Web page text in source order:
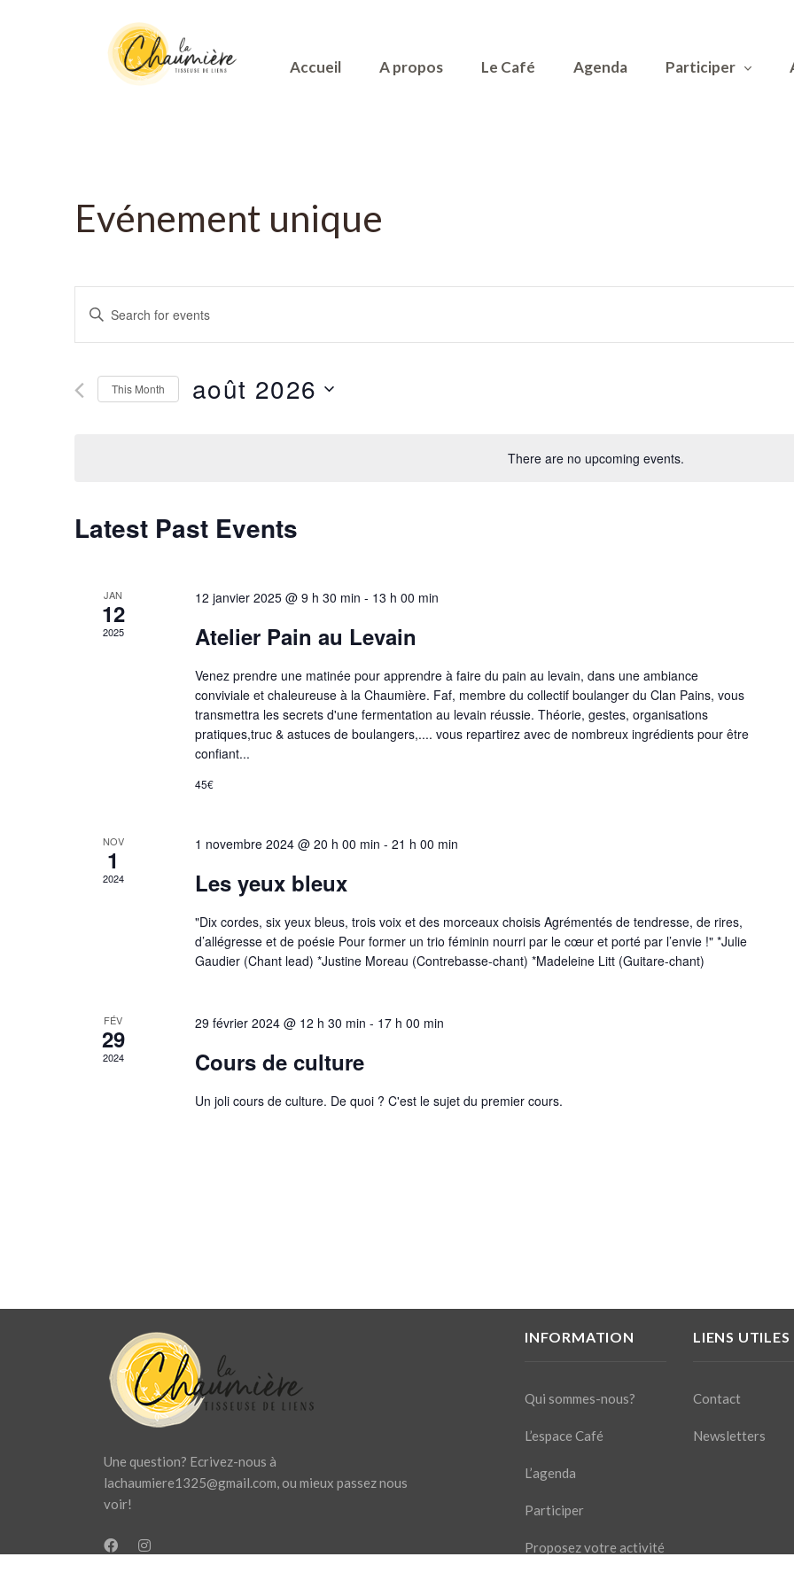
Accueil A propos Le Café Agenda Participer
There are no upcoming events.
Evénement unique
Events
Search
Navigation
Enter
EventsThis Month août 2026
Latest Past Events
JAN
12
2025
12 janvier 2025 @ 9 h 30 min - 13 h 00 min
Atelier Pain au Levain
Venez prendre une matinée pour apprendre à faire du pain au levain, dans une ambiance
conviviale et chaleureuse à la Chaumière. Faf, membre du collectif boulanger du Clan Pains, vous
transmettra les secrets d'une fermentation au levain réussie. Théorie, gestes, organisations
pratiques,truc & astuces de boulangers,.... vous repartirez avec de nombreux ingrédients pour être
confiant...
45€
NOV
1
2024
1 novembre 2024 @ 20 h 00 min - 21 h 00 min
Les yeux bleux
"Dix cordes, six yeux bleus, trois voix et des morceaux choisis Agrémentés de tendresse, de rires,
d’allégresse et de poésie Pour former un trio féminin nourri par le cœur et porté par l’envie !" *Julie
Gaudier (Chant lead) *Justine Moreau (Contrebasse-chant) *Madeleine Litt (Guitare-chant)
FÉV
29
2024
29 février 2024 @ 12 h 30 min - 17 h 00 min
Cours de culture
Un joli cours de culture. De quoi ? C'est le sujet du premier cours.
Une question? Ecrivez-nous à
lachaumiere1325@gmail.com, ou mieux passez nous
voir!
INFORMATION
Qui sommes-nous?
L’espace Café
L’agenda
Participer
Proposez votre activité
LIENS UTILES
Contact
Newsletters